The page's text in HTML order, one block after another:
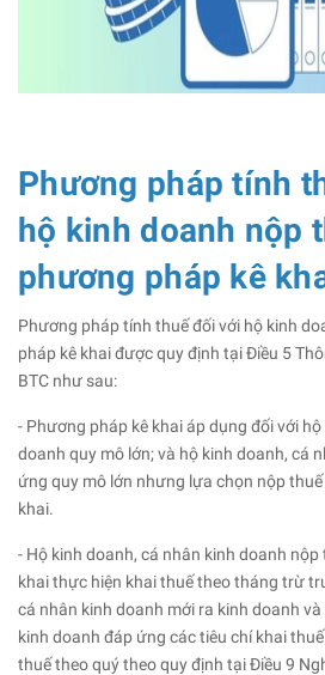
Phương pháp tính
hộ kinh doanh nộp
phương pháp kê
Phương pháp tính thuế đối với hộ kinh
pháp kê khai được quy định tại Điều 5
BTC như sau:
- Phương pháp kê khai áp dụng đối với
doanh quy mô lớn; và hộ kinh doanh, cá
ứng quy mô lớn nhưng lựa chọn nộp
khai.
- Hộ kinh doanh, cá nhân kinh doanh
khai thực hiện khai thuế theo tháng trừ
cá nhân kinh doanh mới ra kinh doanh
kinh doanh đáp ứng các tiêu chí khai
thuế theo quý theo quy định tại Điều 9